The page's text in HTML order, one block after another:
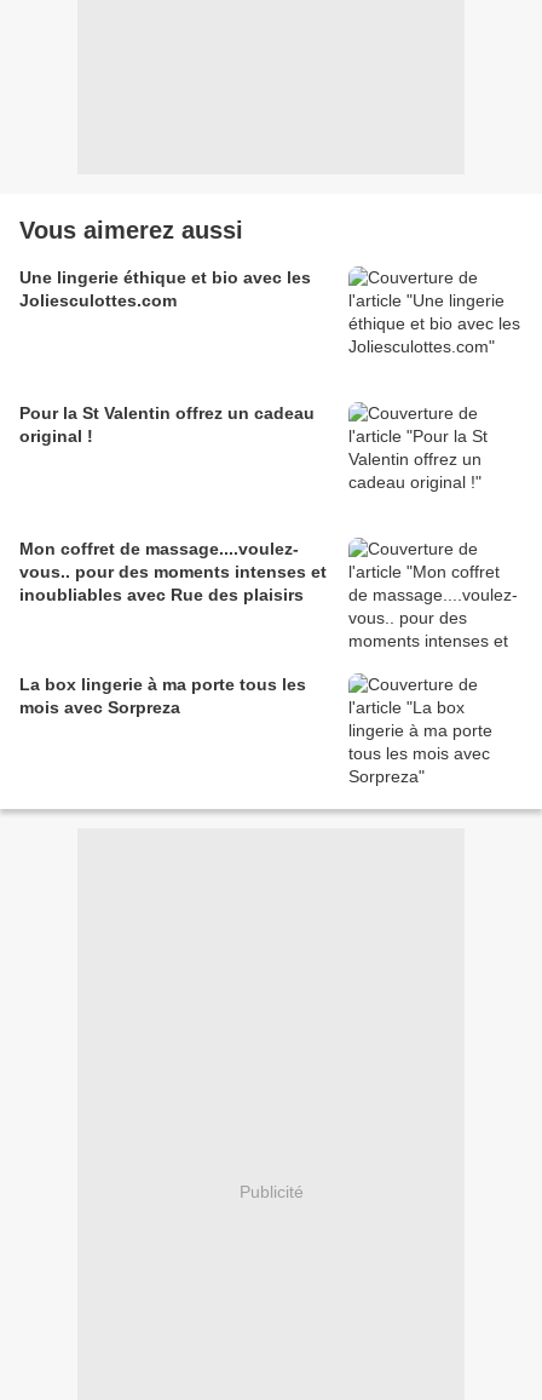
Vous aimerez aussi
Une lingerie éthique et bio avec les
Joliesculottes.com
Pour la St Valentin offrez un cadeau
original !
Mon coffret de massage....voulez-
vous.. pour des moments intenses et
inoubliables avec Rue des plaisirs
La box lingerie à ma porte tous les
mois avec Sorpreza
Publicité